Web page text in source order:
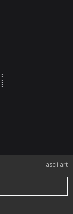
ascii art